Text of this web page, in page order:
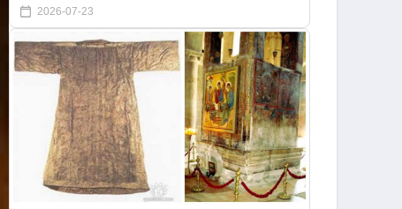
2026-07-23